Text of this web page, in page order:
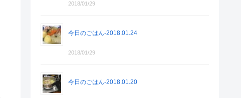
2018/01/29
今日のごはん-2018.01.24
2018/01/29
今日のごはん-2018.01.20